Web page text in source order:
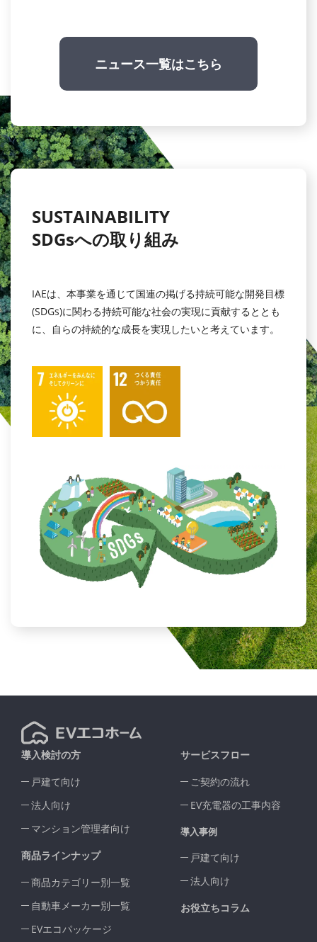
ニュース一覧はこちら
SUSTAINABILITY
SDGsへの取り組み
IAEは、本事業を通じて国連の掲げる持続可能な開発目標
(SDGs)に関わる持続可能な社会の実現に貢献するととも
に、自らの持続的な成長を実現したいと考えています。
導入検討の方
戸建て向け
法人向け
マンション管理者向け
商品ラインナップ
商品カテゴリー別一覧
自動車メーカー別一覧
EVエコパッケージ
サービスフロー
ご契約の流れ
EV充電器の工事内容
導入事例
戸建て向け
法人向け
お役立ちコラム